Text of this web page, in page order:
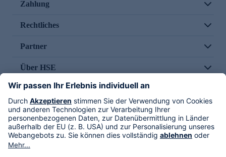
Zahlung
Rechtliches
Partner
Über HSE
Im TV
HSE International